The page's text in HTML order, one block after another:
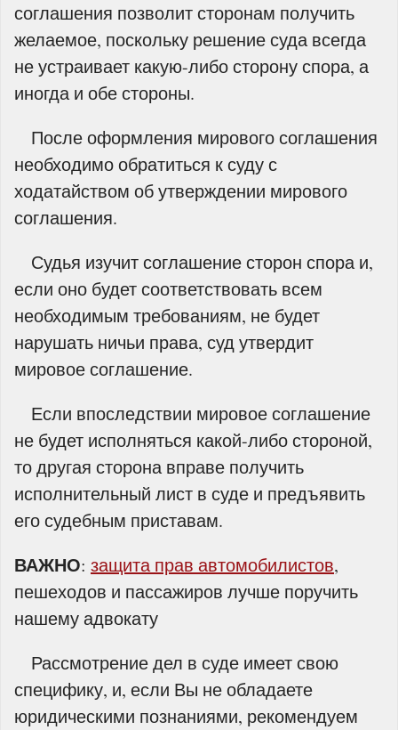
соглашения позволит сторонам получить
желаемое, поскольку решение суда всегда
не устраивает какую-либо сторону спора, а
иногда и обе стороны.
После оформления мирового соглашения
необходимо обратиться к суду с
ходатайством об утверждении мирового
соглашения.
Судья изучит соглашение сторон спора и,
если оно будет соответствовать всем
необходимым требованиям, не будет
нарушать ничьи права, суд утвердит
мировое соглашение.
Если впоследствии мировое соглашение
не будет исполняться какой-либо стороной,
то другая сторона вправе получить
исполнительный лист в суде и предъявить
его судебным приставам.
ВАЖНО: защита прав автомобилистов,
пешеходов и пассажиров лучше поручить
нашему адвокату
Рассмотрение дел в суде имеет свою
специфику, и, если Вы не обладаете
юридическими познаниями, рекомендуем